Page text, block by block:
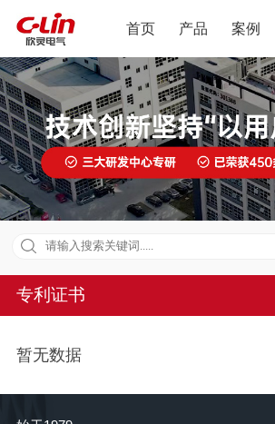
首页 产品 案例
专利证书
暂无数据